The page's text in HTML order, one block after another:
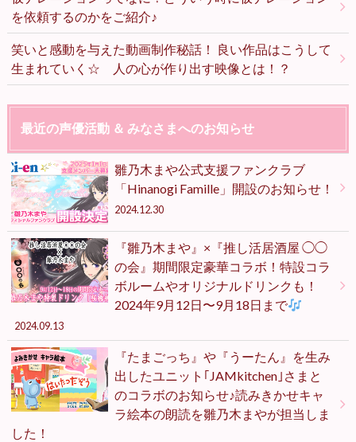
を依頼するのかをご紹介♪
笑いと感動を与えた動画制作秘話！ 良い作品はこうして
生まれていく☆ 人の心が作り出す映像とは！？
最近の声優活動 ＆ みなさまへのお知らせ
雛乃木まや公式支援ファンクラブ
「Hinanogi Famille」開設のお知らせ！
2024.12.30
『雛乃木まや』×『推し活居酒屋 ◯◯
の会』期間限定豪華コラボ！特設コラ
ボルームやオリジナルドリンクも！
2024年9月12日〜9月18日まで
2024.09.13
『たまごっち』や『うーたん』を生み
出したユニット｢JAMkitchen｣さまと
のコラボのお知らせ♪読みきかせキャ
ラ絵本の朗読を雛乃木まやが担当しま
した！